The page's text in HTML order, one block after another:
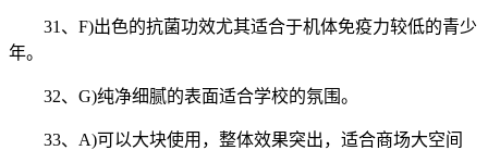
31、F)出色的抗菌功效尤其适合于机体免疫力较低的青少
年。
32、G)纯净细腻的表面适合学校的氛围。
33、A)可以大块使用，整体效果突出，适合商场大空间